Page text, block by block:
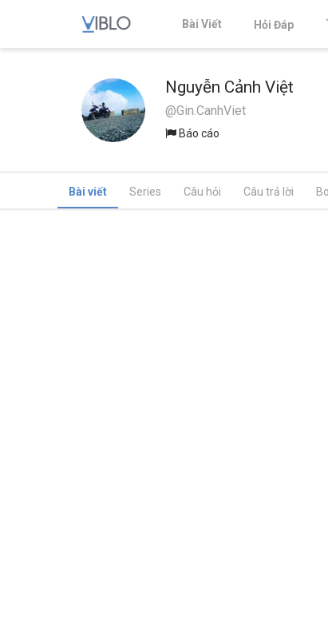
Bài Viết Hỏi Đáp
Nguyễn Cảnh Việt
@Gin.CanhViet
Báo cáo
Bài viết Series Câu hỏi Câu trả lời